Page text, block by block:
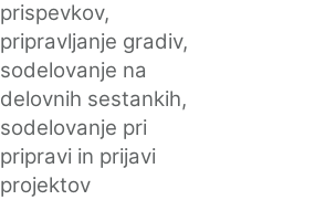
prispevkov,
pripravljanje gradiv,
sodelovanje na
delovnih sestankih,
sodelovanje pri
pripravi in prijavi
projektov